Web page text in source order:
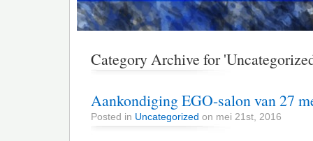
Category Archive for
Aankondiging EGO-salon van 27
Posted in Uncategorized on mei 21st, 2016